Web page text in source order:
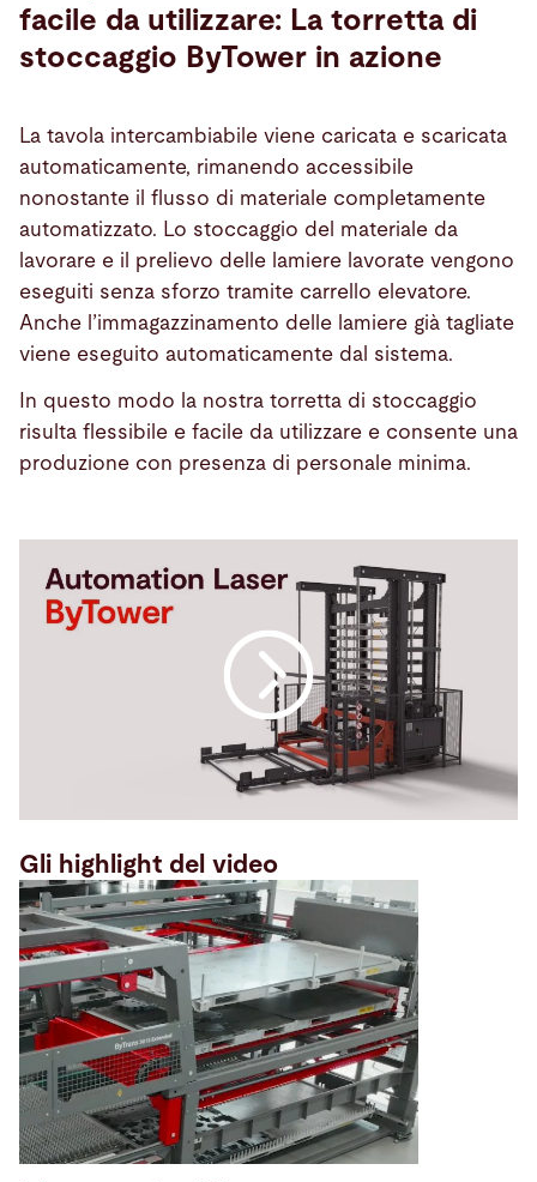
facile da utilizzare: La torretta di
stoccaggio ByTower in azione
La tavola intercambiabile viene caricata e scaricata
automaticamente, rimanendo accessibile
nonostante il flusso di materiale completamente
automatizzato. Lo stoccaggio del materiale da
lavorare e il prelievo delle lamiere lavorate vengono
eseguiti senza sforzo tramite carrello elevatore.
Anche l’immagazzinamento delle lamiere già tagliate
viene eseguito automaticamente dal sistema.
In questo modo la nostra torretta di stoccaggio
risulta flessibile e facile da utilizzare e consente una
produzione con presenza di personale minima.
Gli highlight del video